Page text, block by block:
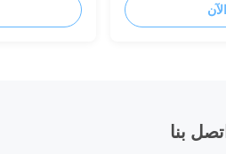
اتصل بنا